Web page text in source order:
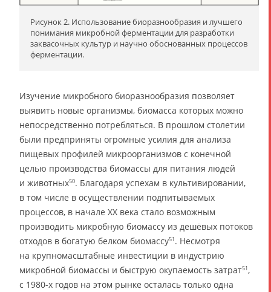
Рисунок 2. Использование биоразнообразия и лучшего
понимания микробной ферментации для разработки
заквасочных культур и научно обоснованных процессов
ферментации.
Изучение микробного биоразнообразия позволяет
выявить новые организмы, биомасса которых можно
непосредственно потребляться. В прошлом столетии
были предприняты огромные усилия для анализа
пищевых профилей микроорганизмов с конечной
целью производства биомассы для питания людей
и животных50. Благодаря успехам в культивировании,
в том числе в осуществлении подпитываемых
процессов, в начале ХХ века стало возможным
производить микробную биомассу из дешёвых потоков
отходов в богатую белком биомассу51. Несмотря
на крупномасштабные инвестиции в индустрию
микробной биомассы и быструю окупаемость затрат51,
с 1980-х годов на этом рынке осталась только одна